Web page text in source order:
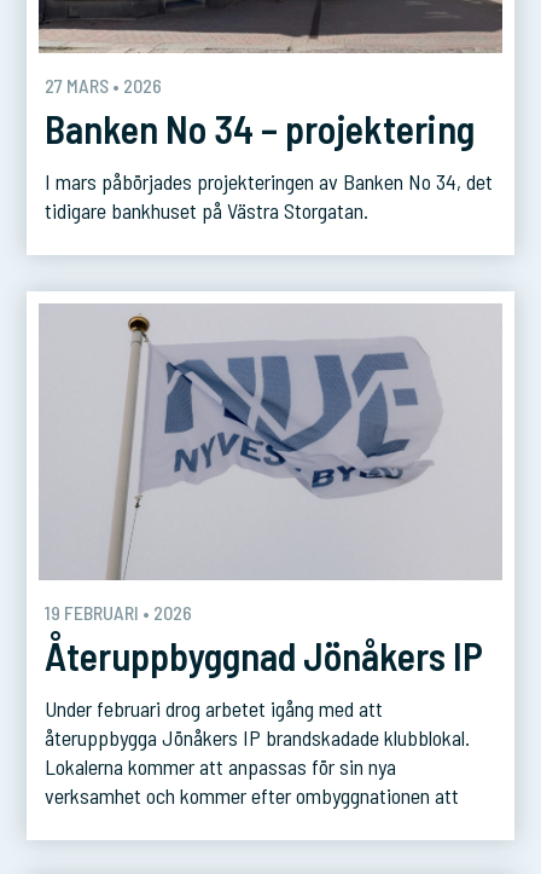
27 MARS • 2026
Banken No 34 – projektering
I mars påbörjades projekteringen av Banken No 34, det
tidigare bankhuset på Västra Storgatan.
19 FEBRUARI • 2026
Återuppbyggnad Jönåkers IP
Under februari drog arbetet igång med att
återuppbygga Jönåkers IP brandskadade klubblokal.
Lokalerna kommer att anpassas för sin nya
verksamhet och kommer efter ombyggnationen att